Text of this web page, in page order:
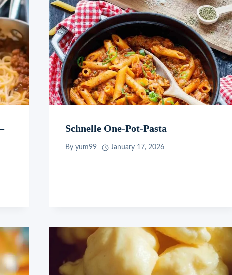
Schnelle One-Pot-Pasta
By yum99 January 17, 2026